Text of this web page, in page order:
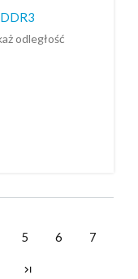
odległość
5 6 7